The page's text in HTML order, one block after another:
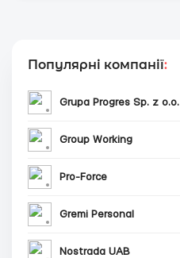
Популярні компанії:
Grupa Progres Sp. z o.o.
Group Working
Pro-Force
Gremi Personal
Nostrada UAB